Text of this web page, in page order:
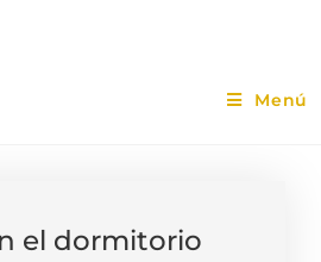
Menú
el dormitorio